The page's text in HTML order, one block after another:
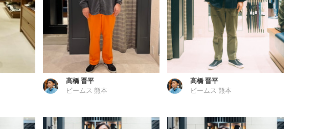
高橋 晋平
ビームス 熊本
高橋 晋平
ビームス 熊本